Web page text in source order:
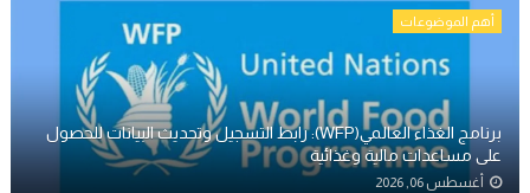
أهم الموضوعات
برنامج الغذاء العالمي(WFP): رابط التسجيل وتحديث البيانات للحصول
على مساعدات مالية وغذائية
أغسطس 06, 2026